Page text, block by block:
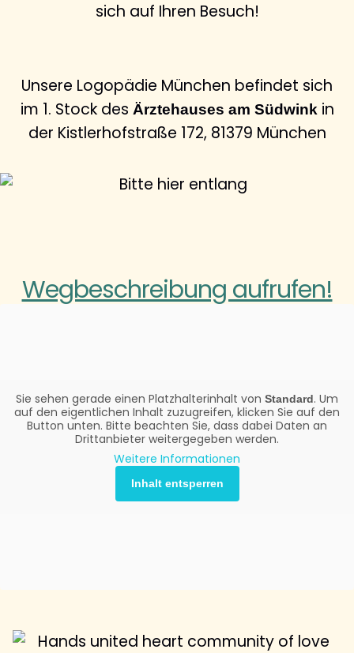
sich auf Ihren Besuch!
Unsere Logopädie München befindet sich
im 1. Stock des Ärztehauses am Südwinkin
der Kistlerhofstraße 172, 81379 München
Wegbeschreibung aufrufen!
Sie sehen gerade einen Platzhalterinhalt von Standard. Um
auf den eigentlichen Inhalt zuzugreifen, klicken Sie auf den
Button unten. Bitte beachten Sie, dass dabei Daten an
Drittanbieter weitergegeben werden.
Weitere Informationen
Inhalt entsperren